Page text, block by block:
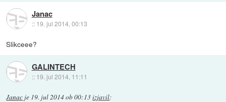
Janac
:: 19. jul 2014, 00:13
Slikceee?
GALINTECH
:: 19. jul 2014, 11:11
Janac je 19. jul 2014 ob 00:13izjavil: